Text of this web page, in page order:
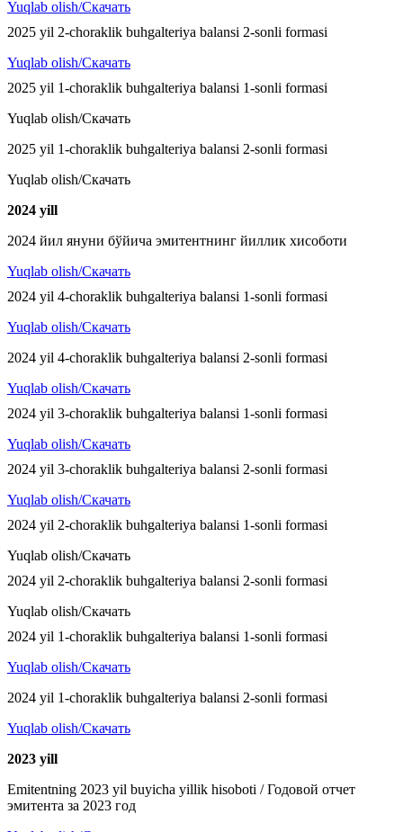
Yuqlab olish/Скачать
2025 yil 2-choraklik buhgalteriya balansi 2-sonli formasi
Yuqlab olish/Скачать
2025 yil 1-choraklik buhgalteriya balansi 1-sonli formasi
Yuqlab olish/Скачать
2025 yil 1-choraklik buhgalteriya balansi 2-sonli formasi
Yuqlab olish/Скачать
2024 yill
2024 йил януни бўйича эмитентнинг йиллик хисоботи
Yuqlab olish/Скачать
2024 yil 4-choraklik buhgalteriya balansi 1-sonli formasi
Yuqlab olish/Скачать
2024 yil 4-choraklik buhgalteriya balansi 2-sonli formasi
Yuqlab olish/Скачать
2024 yil 3-choraklik buhgalteriya balansi 1-sonli formasi
Yuqlab olish/Скачать
2024 yil 3-choraklik buhgalteriya balansi 2-sonli formasi
Yuqlab olish/Скачать
2024 yil 2-choraklik buhgalteriya balansi 1-sonli formasi
Yuqlab olish/Скачать
2024 yil 2-choraklik buhgalteriya balansi 2-sonli formasi
Yuqlab olish/Скачать
2024 yil 1-choraklik buhgalteriya balansi 1-sonli formasi
Yuqlab olish/Скачать
2024 yil 1-choraklik buhgalteriya balansi 2-sonli formasi
Yuqlab olish/Скачать
2023 yill
Emitentning 2023 yil buyicha yillik hisoboti / Годовой отчет
эмитента за 2023 год